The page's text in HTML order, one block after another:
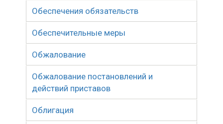
Обеспечения обязательств
Обеспечительные меры
Обжалование
Обжалование постановлений и
действий приставов
Облигация